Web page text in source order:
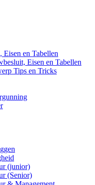
en Tabellen
Eisen en Tabellen
Tips en Tricks
(junior)
(Senior)